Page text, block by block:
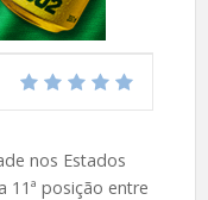
nos Estados
11ª posição entre